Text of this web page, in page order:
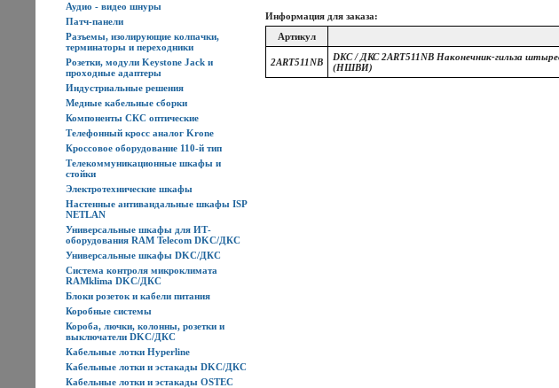
Аудио - видео шнуры
Патч-панели
Разъемы, изолирующие колпачки,
терминаторы и переходники
Розетки, модули Keystone Jack и
проходные адаптеры
Индустриальные решения
Медные кабельные сборки
Компоненты СКС оптические
Телефонный кросс аналог Krone
Кроссовое оборудование 110-й тип
Телекоммуникационные шкафы и
стойки
Электротехнические шкафы
Настенные антивандальные шкафы ISP
NETLAN
Универсальные шкафы для ИТ-
оборудования RAM Telecom DKC/ДКС
Универсальные шкафы DKC/ДКС
Система контроля микроклимата
RAMklima DKC/ДКС
Блоки розеток и кабели питания
Коробные системы
Короба, лючки, колонны, розетки и
выключатели DKC/ДКС
Кабельные лотки Hyperline
Кабельные лотки и эстакады DKC/ДКС
Кабельные лотки и эстакады OSTEC
Информация для заказа:
Артикул
2ART511NB
DKC / ДКС 2ART511NB Наконечник-гильза
(НШВИ)